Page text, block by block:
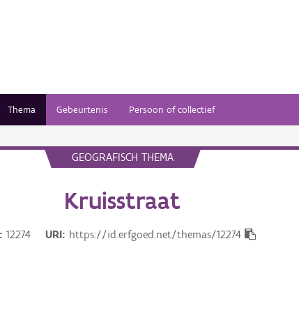
Thema Gebeurtenis Persoon of collectief
GEOGRAFISCH THEMA
Kruisstraat
12274 URI https://id.erfgoed.net/themas/12274